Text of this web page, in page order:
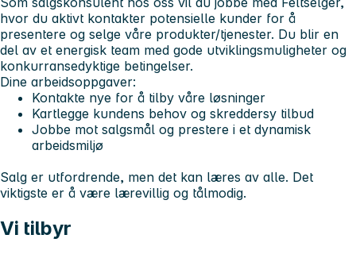
hvor du aktivt kontakter potensielle kunder for å
presentere og selge våre produkter/tjenester. Du blir en
del av et energisk team med gode utviklingsmuligheter og
konkurransedyktige betingelser.
Dine arbeidsoppgaver:
Kontakte nye for å tilby våre løsninger
Kartlegge kundens behov og skreddersy tilbud
Jobbe mot salgsmål og prestere i et dynamisk
arbeidsmiljø
Salg er utfordrende, men det kan læres av alle. Det
viktigste er å være lærevillig og tålmodig.
Vi tilbyr